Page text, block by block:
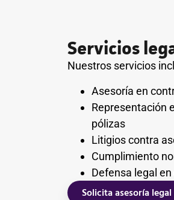
Servicios
Nuestros servicios
Asesoría en
Representación
pólizas
Litigios contra
Cumplimiento
Defensa legal
Solicita asesoría legal